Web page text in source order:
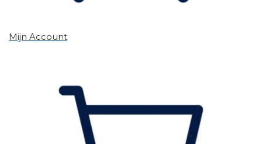
Mijn Account